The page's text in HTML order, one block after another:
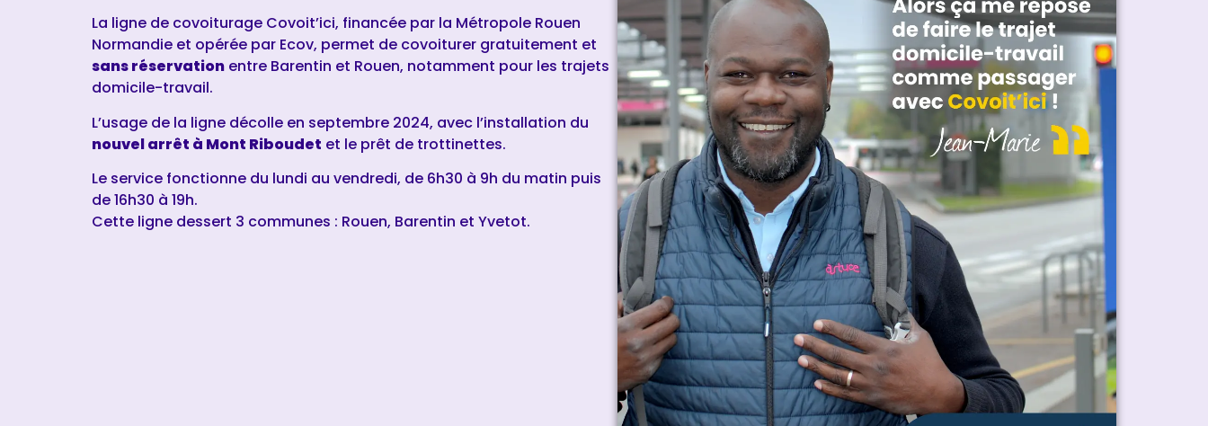
La ligne de covoiturage Covoit’ici, financée par la Métropole Rouen
Normandie et opérée par Ecov, permet de covoiturer gratuitement et
sans réservation entre Barentin et Rouen, notamment pour les trajets
domicile-travail.
L’usage de la ligne décolle en septembre 2024, avec l’installation du
nouvel arrêt à Mont Riboudet et le prêt de trottinettes.
Le service fonctionne du lundi au vendredi, de 6h30 à 9h du matin puis
de 16h30 à 19h.
Cette ligne dessert 3 communes : Rouen, Barentin et Yvetot.